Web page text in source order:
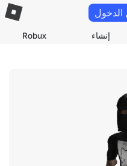
إنشاء Robux